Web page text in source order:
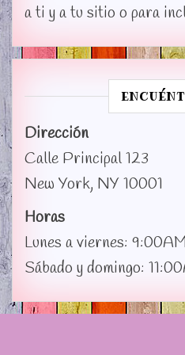
a ti y a tu sitio o para
Dirección
Calle Principal 123
New York, NY 10001
Horas
Lunes a viernes:
Sábado y domingo: